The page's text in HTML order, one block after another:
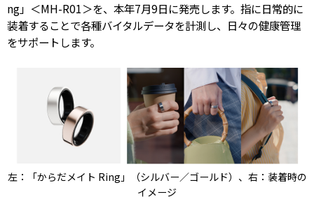
ng」＜MH-R01＞を、本年7月9日に発売します。指に日常的に
装着することで各種バイタルデータを計測し、日々の健康管理
をサポートします。
左：「からだメイト Ring」（シルバー／ゴールド）、右：装着時の
イメージ